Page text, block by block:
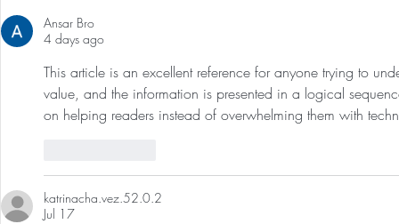
Tumors: Why I Got It, My
Experience & $300 Off
Ansar Bro
4 days ago
This article is an excellent reference for anyone trying to
value, and the information is presented in a logical
on helping readers instead of overwhelming them with
katrinacha.vez.52.0.2
Jul 17